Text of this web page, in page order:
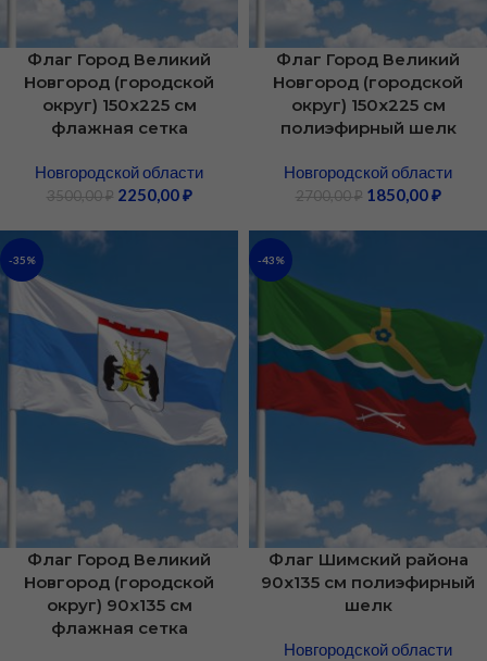
Флаг Город Великий
Новгород (городской
округ) 150х225 см
флажная сетка
Новгородской области
3500,00₽ 2250,00₽
Флаг Город Великий
Новгород (городской
округ) 150х225 см
полиэфирный шелк
Новгородской области
2700,00₽ 1850,00₽
-35%
Флаг Город Великий
Новгород (городской
округ) 90х135 см
флажная сетка
-43%
Флаг Шимский района
90х135 см полиэфирный
шелк
Новгородской области